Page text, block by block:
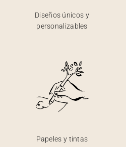
Diseños únicos y
personalizables
Papeles y tintas